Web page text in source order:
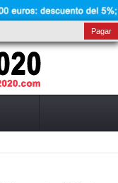
Pagar